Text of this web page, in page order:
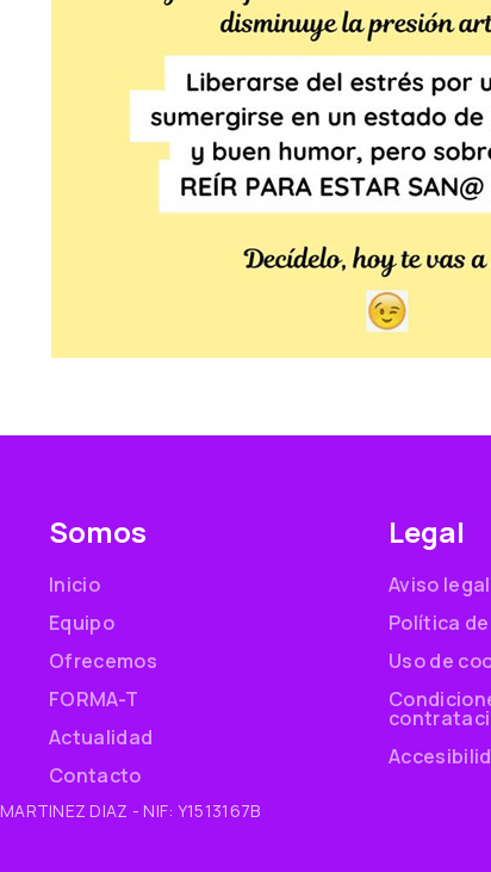
Somos
Inicio
Equipo
Ofrecemos
FORMA-T
Actualidad
Contacto
Legal
Aviso legal
Política de
Uso de
DIAZ - NIF: Y1513167B